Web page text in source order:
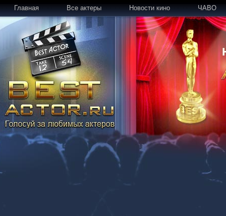
Главная Все актеры Новости кино ЧАВО